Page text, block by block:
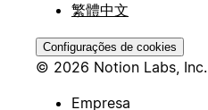
繁體中文
Configurações de cookies
© 2026 Notion Labs, Inc.
Empresa